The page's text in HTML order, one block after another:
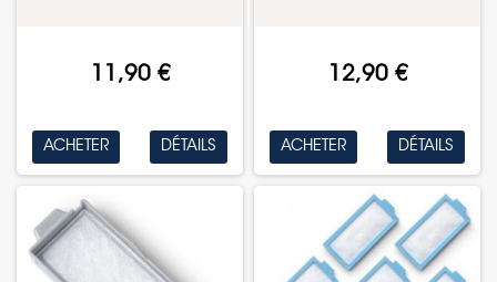
11,90 €
ACHETER DÉTAILS
12,90 €
ACHETER DÉTAILS